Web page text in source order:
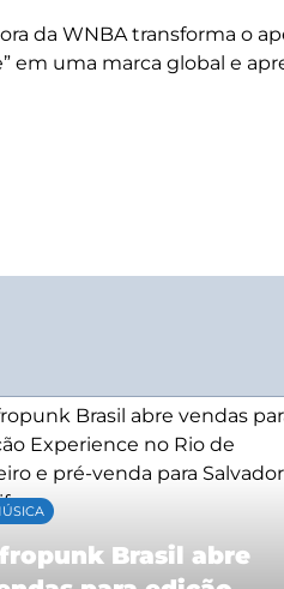
da WNBA transforma o
em uma marca global e
Brasil abre